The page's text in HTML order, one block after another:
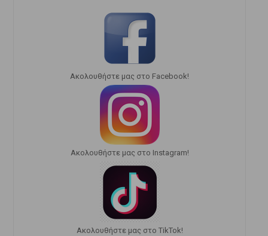
Ακολουθήστε μας στο Facebook!
Ακολουθήστε μας στο Instagram!
Ακολουθήστε μας στο TikTok!